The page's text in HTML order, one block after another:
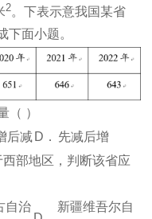
2。下表示意我国某省
下面小题。
（ ）
后减 D． 先减后增
西部地区，判断该省应
自治
新疆维吾尔自